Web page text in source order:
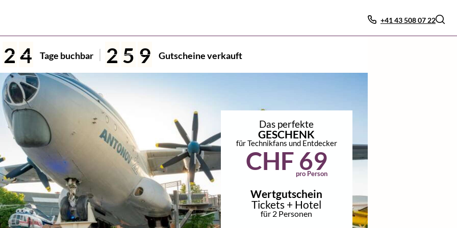
+41 43 508 07 22
24 Tage buchbar 2 5 9 Gutscheine verkauft
Das perfekte
GESCHENK
für Technikfans und Entdecker
CHF 69
pro Person
Wertgutschein
Tickets + Hotel
für 2 Personen